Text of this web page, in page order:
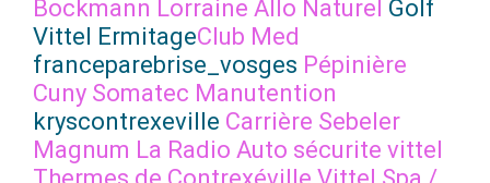
Bockmann Lorraine Allo Naturel Golf
Vittel ErmitageClub Med
franceparebrise_vosges Pépinière
Cuny Somatec Manutention
kryscontrexeville Carrière Sebeler
Magnum La Radio Auto sécurite vittel